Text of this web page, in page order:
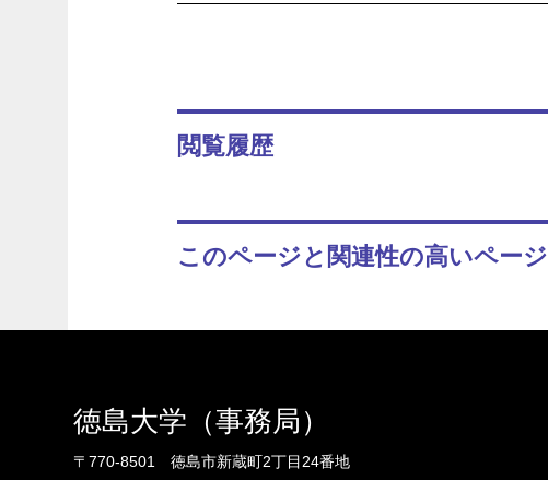
閲覧履歴
このページと関連性の高いページ
徳島大学（事務局）
〒770-8501 徳島市新蔵町2丁目24番地